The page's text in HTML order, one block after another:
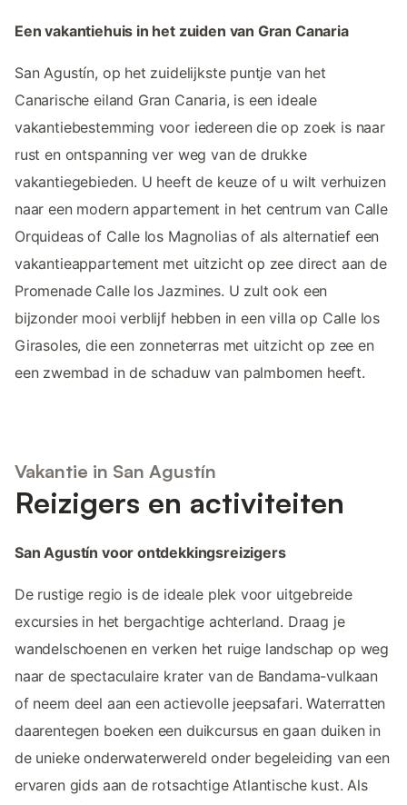
Een vakantiehuis in het zuiden van Gran Canaria
San Agustín, op het zuidelijkste puntje van het
Canarische eiland Gran Canaria, is een ideale
vakantiebestemming voor iedereen die op zoek is naar
rust en ontspanning ver weg van de drukke
vakantiegebieden. U heeft de keuze of u wilt verhuizen
naar een modern appartement in het centrum van Calle
Orquideas of Calle los Magnolias of als alternatief een
vakantieappartement met uitzicht op zee direct aan de
Promenade Calle los Jazmines. U zult ook een
bijzonder mooi verblijf hebben in een villa op Calle los
Girasoles, die een zonneterras met uitzicht op zee en
een zwembad in de schaduw van palmbomen heeft.
Vakantie in San Agustín
Reizigers en activiteiten
San Agustín voor ontdekkingsreizigers
De rustige regio is de ideale plek voor uitgebreide
excursies in het bergachtige achterland. Draag je
wandelschoenen en verken het ruige landschap op weg
naar de spectaculaire krater van de Bandama-vulkaan
of neem deel aan een actievolle jeepsafari. Waterratten
daarentegen boeken een duikcursus en gaan duiken in
de unieke onderwaterwereld onder begeleiding van een
ervaren gids aan de rotsachtige Atlantische kust. Als